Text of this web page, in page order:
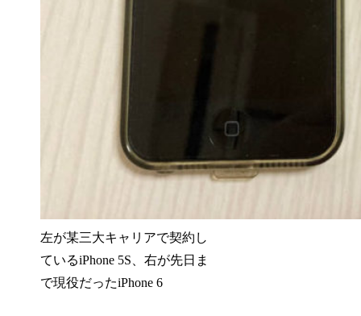
左が某三大キャリアで契約し
ているiPhone 5S、右が先日ま
で現役だったiPhone 6